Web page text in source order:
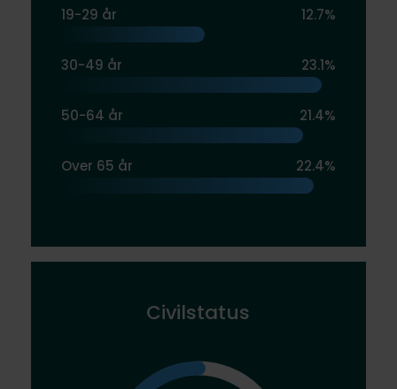
19-29 år 12.7%
30-49 år 23.1%
50-64 år 21.4%
Over 65 år 22.4%
Civilstatus